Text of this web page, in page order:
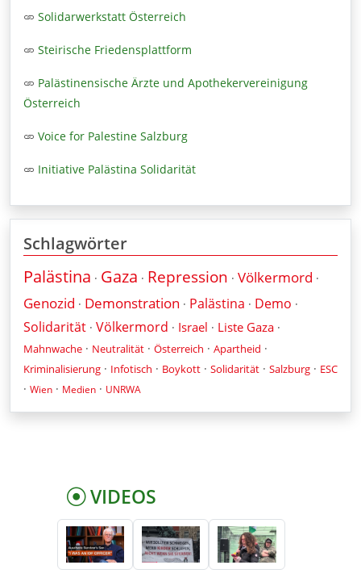
Solidarwerkstatt Österreich
Steirische Friedensplattform
Palästinensische Ärzte und Apothekervereinigung
Österreich
Voice for Palestine Salzburg
Initiative Palästina Solidarität
Schlagwörter
Palästina · Gaza · Repression · Völkermord ·
Genozid · Demonstration · Palästina · Demo ·
Solidarität · Völkermord · Israel · Liste Gaza ·
Mahnwache · Neutralität · Österreich · Apartheid ·
Kriminalisierung · Infotisch · Boykott · Solidarität · Salzburg · ESC
· Wien · Medien · UNRWA
VIDEOS